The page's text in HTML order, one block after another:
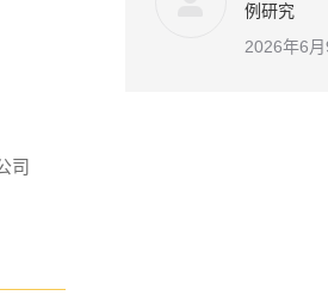
司
例研究
2026年6月